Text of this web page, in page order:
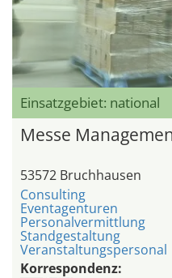
Einsatzgebiet: national
Messe
53572 Bruchhausen
Consulting
Eventagenturen
Personalvermittlung
Standgestaltung
Veranstaltungspersonal
Korrespondenz: